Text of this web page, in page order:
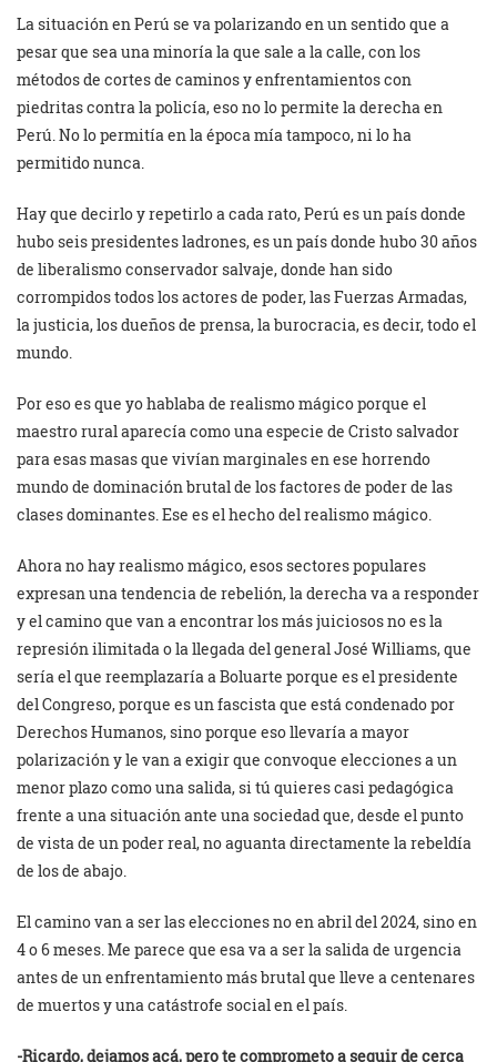
La situación en Perú se va polarizando en un sentido que a
pesar que sea una minoría la que sale a la calle, con los
métodos de cortes de caminos y enfrentamientos con
piedritas contra la policía, eso no lo permite la derecha en
Perú. No lo permitía en la época mía tampoco, ni lo ha
permitido nunca.
Hay que decirlo y repetirlo a cada rato, Perú es un país donde
hubo seis presidentes ladrones, es un país donde hubo 30 años
de liberalismo conservador salvaje, donde han sido
corrompidos todos los actores de poder, las Fuerzas Armadas,
la justicia, los dueños de prensa, la burocracia, es decir, todo el
mundo.
Por eso es que yo hablaba de realismo mágico porque el
maestro rural aparecía como una especie de Cristo salvador
para esas masas que vivían marginales en ese horrendo
mundo de dominación brutal de los factores de poder de las
clases dominantes. Ese es el hecho del realismo mágico.
Ahora no hay realismo mágico, esos sectores populares
expresan una tendencia de rebelión, la derecha va a responder
y el camino que van a encontrar los más juiciosos no es la
represión ilimitada o la llegada del general José Williams, que
sería el que reemplazaría a Boluarte porque es el presidente
del Congreso, porque es un fascista que está condenado por
Derechos Humanos, sino porque eso llevaría a mayor
polarización y le van a exigir que convoque elecciones a un
menor plazo como una salida, si tú quieres casi pedagógica
frente a una situación ante una sociedad que, desde el punto
de vista de un poder real, no aguanta directamente la rebeldía
de los de abajo.
El camino van a ser las elecciones no en abril del 2024, sino en
4 o 6 meses. Me parece que esa va a ser la salida de urgencia
antes de un enfrentamiento más brutal que lleve a centenares
de muertos y una catástrofe social en el país.
-Ricardo, dejamos acá, pero te comprometo a seguir de cerca